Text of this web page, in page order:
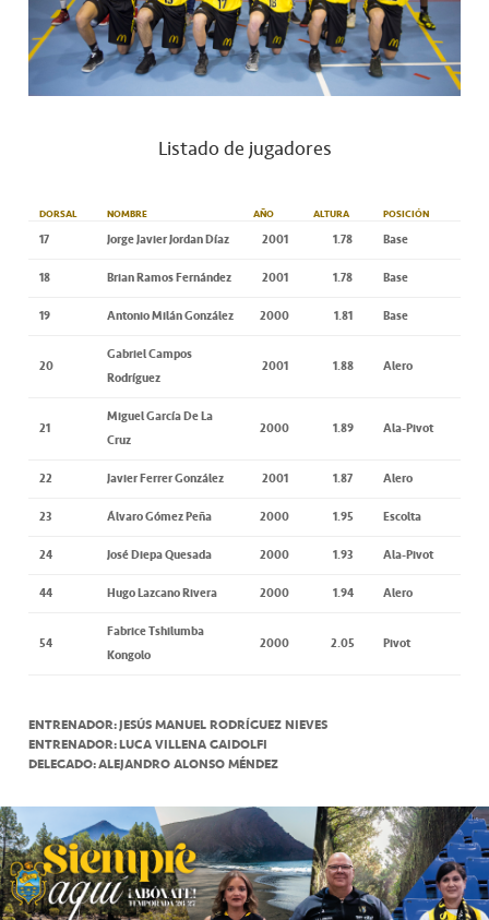
Listado de jugadores
DORSAL NOMBRE AÑO ALTURA POSICIÓN
17 Jorge Javier Jordan Díaz 2001 1.78 Base
18 Brian Ramos Fernández 2001 1.78 Base
19 Antonio Milán González 2000 1.81 Base
20
Gabriel Campos
Rodríguez
2001 1.88 Alero
21
Miguel García De La
Cruz
2000 1.89 Ala-Pivot
22 Javier Ferrer González 2001 1.87 Alero
23 Álvaro Gómez Peña 2000 1.95 Escolta
24 José Diepa Quesada 2000 1.93 Ala-Pivot
44 Hugo Lazcano Rivera 2000 1.94 Alero
54
Fabrice Tshilumba
Kongolo
2000 2.05 Pivot
ENTRENADOR: JESÚS MANUEL RODRÍGUEZ NIEVES
ENTRENADOR: LUCA VILLENA GAIDOLFI
DELEGADO: ALEJANDRO ALONSO MÉNDEZ